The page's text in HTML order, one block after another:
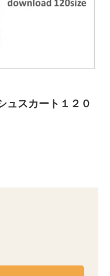
ュスカート１２０